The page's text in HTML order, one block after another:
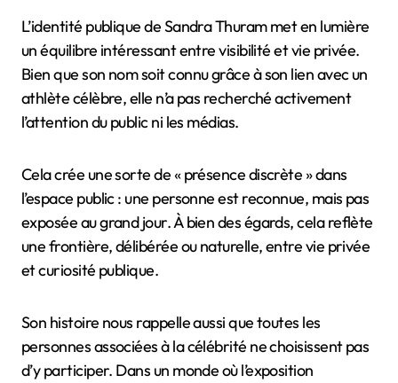
L’identité publique de Sandra Thuram met en lumière
un équilibre intéressant entre visibilité et vie privée.
Bien que son nom soit connu grâce à son lien avec un
athlète célèbre, elle n’a pas recherché activement
l’attention du public ni les médias.
Cela crée une sorte de « présence discrète » dans
l’espace public : une personne est reconnue, mais pas
exposée au grand jour. À bien des égards, cela reflète
une frontière, délibérée ou naturelle, entre vie privée
et curiosité publique.
Son histoire nous rappelle aussi que toutes les
personnes associées à la célébrité ne choisissent pas
d’y participer. Dans un monde où l’exposition